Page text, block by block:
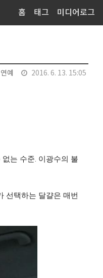
홈 태그 미디어로그
예 2016. 6. 13. 15:05
는 수준. 이광수의 불
선택하는 달걀은 매번